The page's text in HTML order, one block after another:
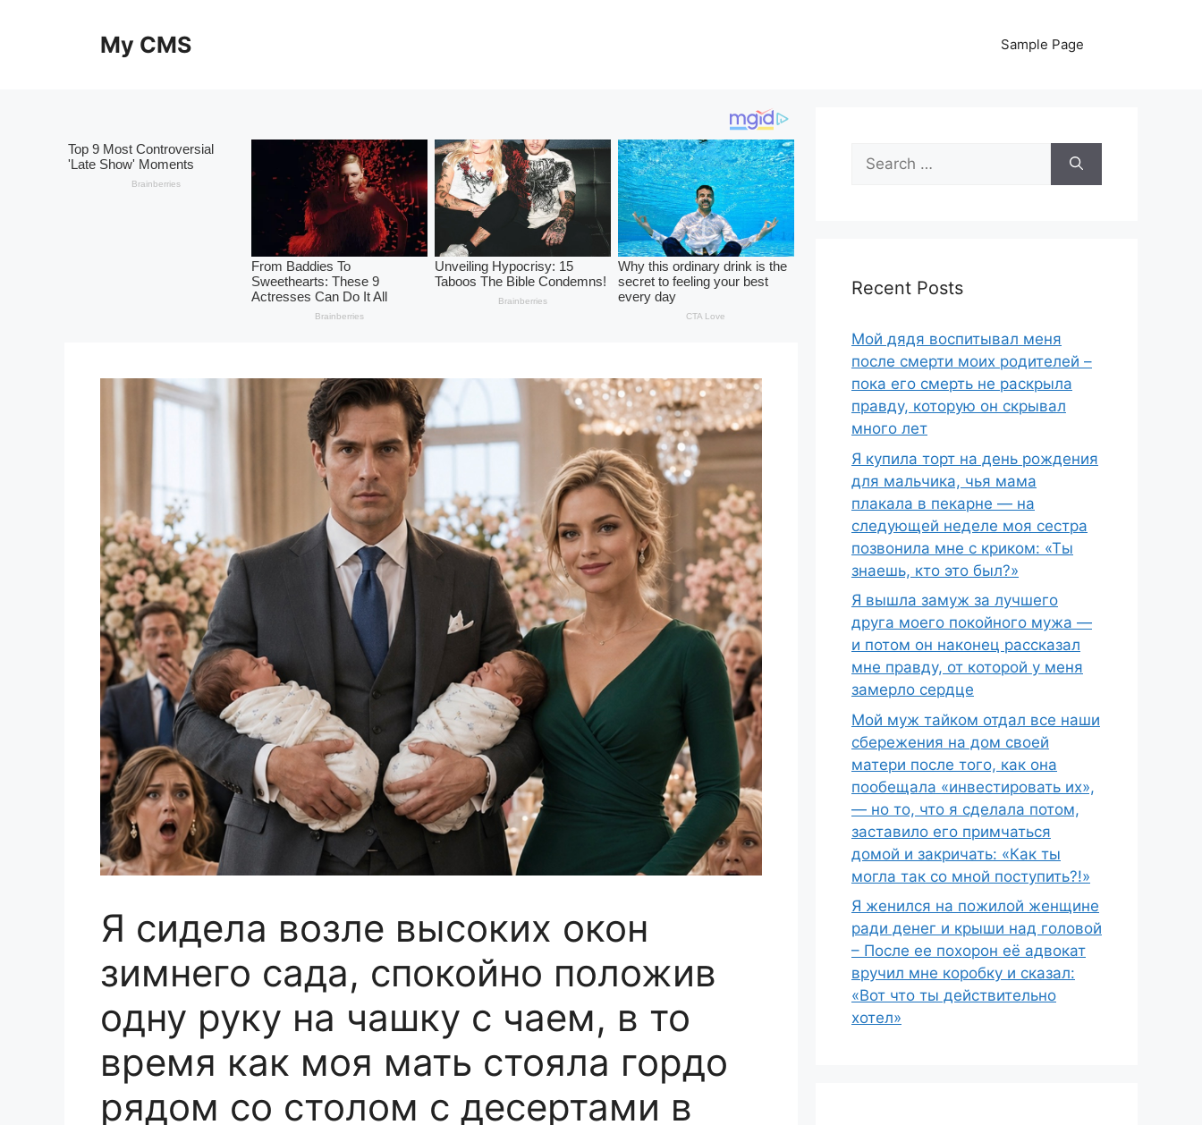
My CMS Sample Page
Я сидела возле высоких окон
зимнего сада, спокойно положив
одну руку на чашку с чаем, в то
время как моя мать стояла гордо
рядом со столом с десертами в
Search
for:
Recent Posts
Мой дядя воспитывал меня
после смерти моих родителей –
пока его смерть не раскрыла
правду, которую он скрывал
много лет
Я купила торт на день рождения
для мальчика, чья мама
плакала в пекарне — на
следующей неделе моя сестра
позвонила мне с криком: «Ты
знаешь, кто это был?»
Я вышла замуж за лучшего
друга моего покойного мужа —
и потом он наконец рассказал
мне правду, от которой у меня
замерло сердце
Мой муж тайком отдал все наши
сбережения на дом своей
матери после того, как она
пообещала «инвестировать их»,
— но то, что я сделала потом,
заставило его примчаться
домой и закричать: «Как ты
могла так со мной поступить?!»
Я женился на пожилой женщине
ради денег и крыши над головой
– После ее похорон её адвокат
вручил мне коробку и сказал:
«Вот что ты действительно
хотел»